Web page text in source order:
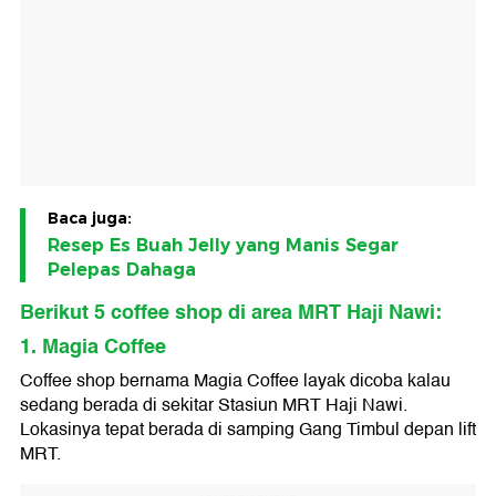
Baca juga:
Resep Es Buah Jelly yang Manis Segar
Pelepas Dahaga
Berikut 5 coffee shop di area MRT Haji Nawi:
1. Magia Coffee
Coffee shop bernama Magia Coffee layak dicoba kalau
sedang berada di sekitar Stasiun MRT Haji Nawi.
Lokasinya tepat berada di samping Gang Timbul depan lift
MRT.